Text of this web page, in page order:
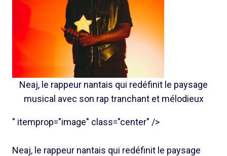
Neaj, le rappeur nantais qui redéfinit le paysage
musical avec son rap tranchant et mélodieux
" itemprop="image" class="center" />
Neaj, le rappeur nantais qui redéfinit le paysage